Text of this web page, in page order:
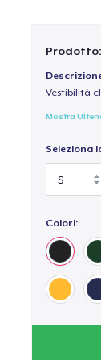
Prodotto:
Vestibilità
Mostra
Seleziona
Colori: